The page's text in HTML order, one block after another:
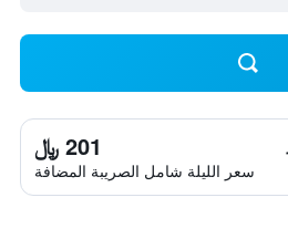
201 ﷼
سعر الليلة شامل الصريبة المضافة